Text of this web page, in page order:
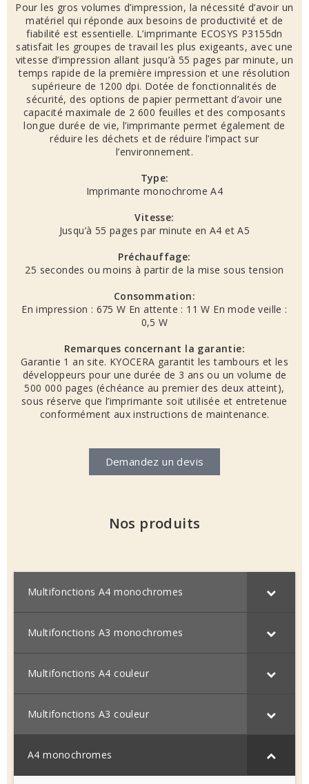
Pour les gros volumes d’impression, la nécessité d’avoir un
matériel qui réponde aux besoins de productivité et de
fiabilité est essentielle. L’imprimante ECOSYS P3155dn
satisfait les groupes de travail les plus exigeants, avec une
vitesse d’impression allant jusqu’à 55 pages par minute, un
temps rapide de la première impression et une résolution
supérieure de 1200 dpi. Dotée de fonctionnalités de
sécurité, des options de papier permettant d’avoir une
capacité maximale de 2 600 feuilles et des composants
longue durée de vie, l’imprimante permet également de
réduire les déchets et de réduire l’impact sur
l’environnement.
Type:
Imprimante monochrome A4
Vitesse:
Jusqu’à 55 pages par minute en A4 et A5
Préchauffage:
25 secondes ou moins à partir de la mise sous tension
Consommation:
En impression : 675 W En attente : 11 W En mode veille :
0,5 W
Remarques concernant la garantie:
Garantie 1 an site. KYOCERA garantit les tambours et les
développeurs pour une durée de 3 ans ou un volume de
500 000 pages (échéance au premier des deux atteint),
sous réserve que l’imprimante soit utilisée et entretenue
conformément aux instructions de maintenance.
Demandez un devis
Nos produits
Multifonctions A4 monochromes
Multifonctions A3 monochromes
Multifonctions A4 couleur
Multifonctions A3 couleur
A4 monochromes